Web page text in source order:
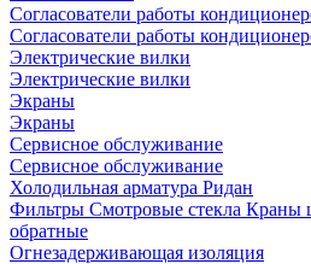
Согласователи работы
Согласователи работы
Электрические вилки
Электрические вилки
Экраны
Экраны
Сервисное обслуживание
Сервисное обслуживание
Холодильная арматура Ридан
Фильтры Смотровые стекла Краны
обратные
Огнезадерживающая изоляция